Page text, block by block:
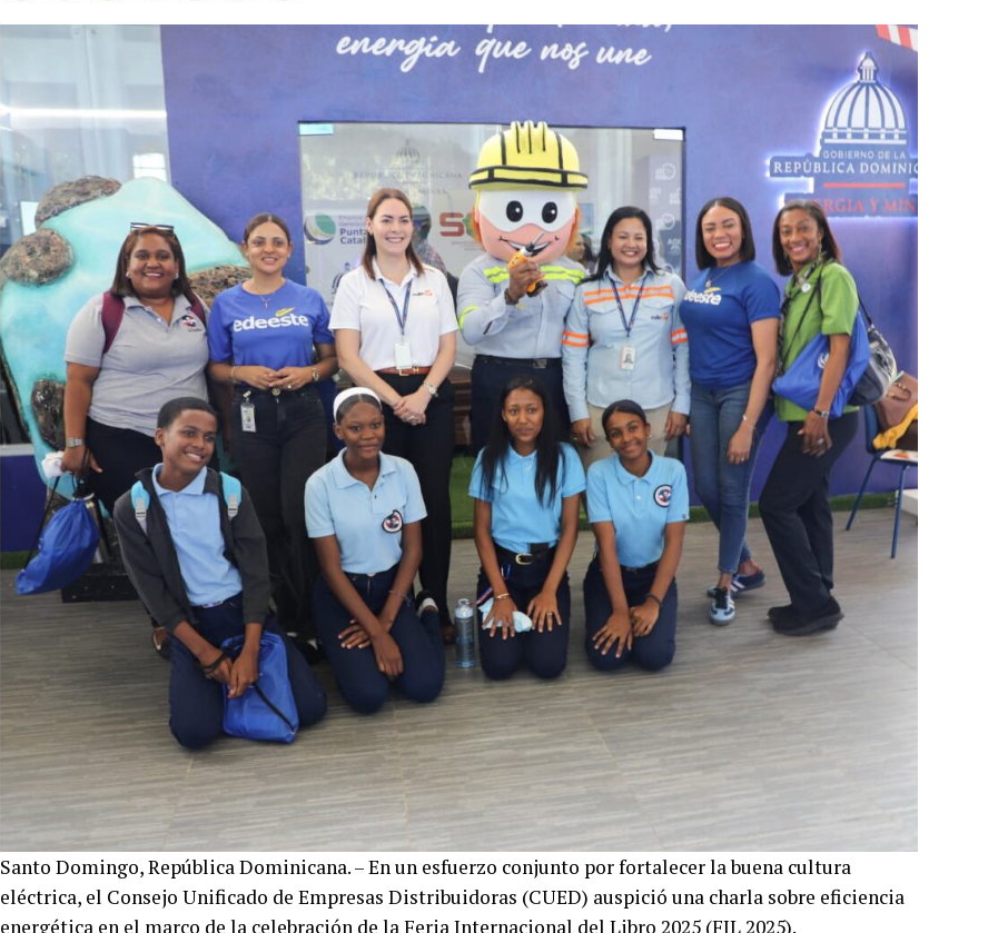
Santo Domingo, República Dominicana. – En un esfuerzo conjunto por fortalecer la buena cultura
eléctrica, el Consejo Unificado de Empresas Distribuidoras (CUED) auspició una charla sobre eficiencia
energética en el marco de la celebración de la Feria Internacional del Libro 2025 (FIL 2025).